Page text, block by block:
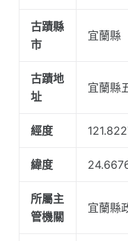
古蹟縣
市
宜蘭縣
古蹟地
址
宜蘭縣
經度
緯度
所屬主
管機關
宜蘭縣